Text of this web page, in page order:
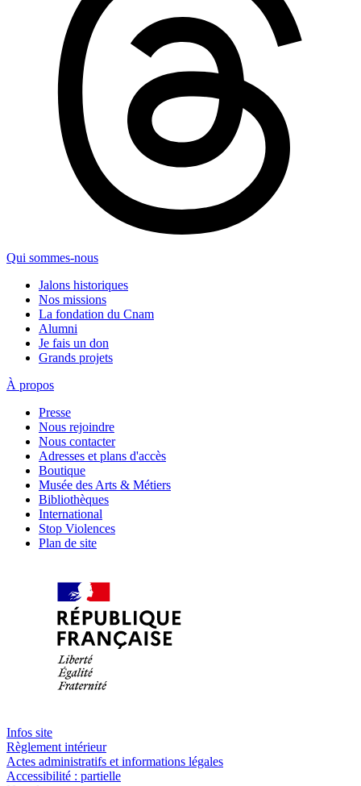
Qui sommes-nous
Jalons historiques
Nos missions
La fondation du Cnam
Alumni
Je fais un don
Grands projets
À propos
Presse
Nous rejoindre
Nous contacter
Adresses et plans d'accès
Boutique
Musée des Arts & Métiers
Bibliothèques
International
Stop Violences
Plan de site
Infos site
Règlement intérieur
Actes administratifs et informations légales
Accessibilité : partielle